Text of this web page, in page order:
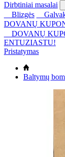
Dirbtiniai masalai
Blizgės
DOVANŲ
DOVANŲ
ENTUZIASTU!
Pristatymas
Baltymų